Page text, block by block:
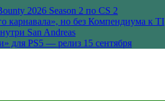
2026 Season 2 по CS 2
карнавала», но без Компендиума к TI
San Andreas
для PS5 — релиз 15 сентября